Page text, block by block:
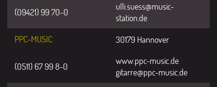
(09421) 99 70-0
ulli.suess@music-
station.de
PPC-MUSIC
30179 Hannover
(0511) 67 99 8-0
www.ppc-music.de
gitarre@ppc-music.de